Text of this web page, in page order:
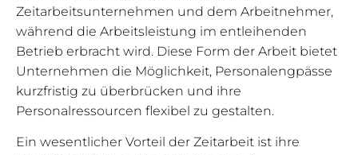
Zeitarbeitsunternehmen und dem Arbeitnehmer,
während die Arbeitsleistung im entleihenden
Betrieb erbracht wird. Diese Form der Arbeit bietet
Unternehmen die Möglichkeit, Personalengpässe
kurzfristig zu überbrücken und ihre
Personalressourcen flexibel zu gestalten.
Ein wesentlicher Vorteil der Zeitarbeit ist ihre